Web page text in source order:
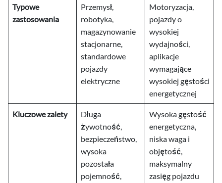
Typowe
zastosowania
Przemysł,
robotyka,
magazynowanie
stacjonarne,
standardowe
pojazdy
elektryczne
Motoryzacja,
pojazdy o
wysokiej
wydajności,
aplikacje
wymagające
wysokiej gęstości
energetycznej
Kluczowe zalety
Długa
żywotność,
bezpieczeństwo,
wysoka
pozostała
pojemność,
Wysoka gęstość
energetyczna,
niska waga i
objętość,
maksymalny
zasięg pojazdu